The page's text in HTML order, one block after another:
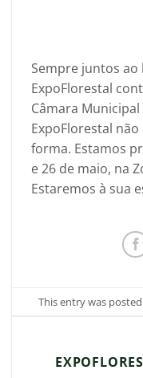
Sempre juntos ao
ExpoFlorestal
Câmara
ExpoFlorestal
forma. Estamos
e 26 de maio, na
Estaremos à sua
This entry was